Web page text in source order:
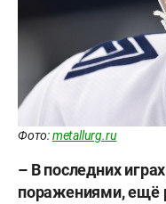
Фото:metallurg.ru
– В последних
поражениями, ещё